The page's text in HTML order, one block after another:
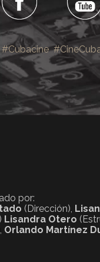
#Cubacine
por:
(Dirección),
Lisandra Otero
Orlando Martínez